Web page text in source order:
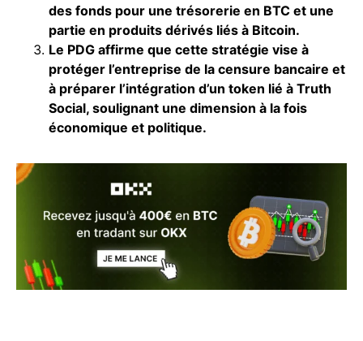
des fonds pour une trésorerie en BTC et une
partie en produits dérivés liés à Bitcoin.
Le PDG affirme que cette stratégie vise à
protéger l’entreprise de la censure bancaire et
à préparer l’intégration d’un token lié à Truth
Social, soulignant une dimension à la fois
économique et politique.